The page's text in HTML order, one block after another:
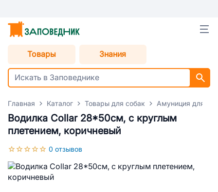
Товары Знания
Главная Каталог Товары для собак Амуниция для
Водилка Collar 28*50см, с круглым
плетением, коричневый
0 отзывов